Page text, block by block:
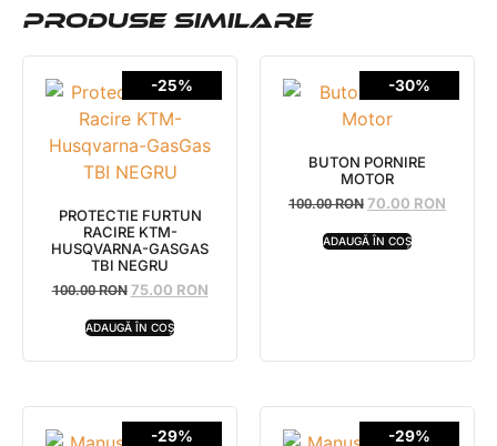
PRODUSE SIMILARE
-25%
PROTECTIE FURTUN
RACIRE KTM-
HUSQVARNA-GASGAS
TBI NEGRU
100.00RON 75.00 RON
ADAUGĂ ÎN COȘ
-30%
BUTON PORNIRE
MOTOR
100.00RON 70.00 RON
ADAUGĂ ÎN COȘ
-29% -29%